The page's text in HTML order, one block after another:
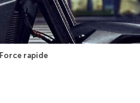
Force rapide